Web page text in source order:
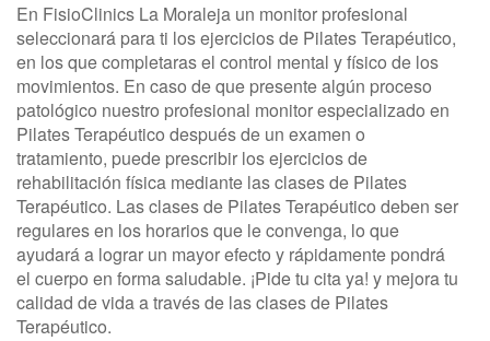
En FisioClinics La Moraleja un monitor profesional
seleccionará para ti los ejercicios de Pilates Terapéutico,
en los que completaras el control mental y físico de los
movimientos. En caso de que presente algún proceso
patológico nuestro profesional monitor especializado en
Pilates Terapéutico después de un examen o
tratamiento, puede prescribir los ejercicios de
rehabilitación física mediante las clases de Pilates
Terapéutico. Las clases de Pilates Terapéutico deben ser
regulares en los horarios que le convenga, lo que
ayudará a lograr un mayor efecto y rápidamente pondrá
el cuerpo en forma saludable. ¡Pide tu cita ya! y mejora tu
calidad de vida a través de las clases de Pilates
Terapéutico.